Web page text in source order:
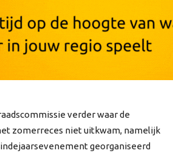
verder waar de
zomerreces niet uitkwam, namelijk
georganiseerd